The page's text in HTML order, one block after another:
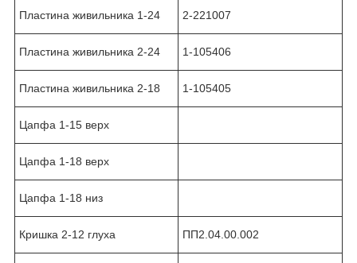
Пластина живильника 1-24 2-221007
Пластина живильника 2-24 1-105406
Пластина живильника 2-18 1-105405
Цапфа 1-15 верх
Цапфа 1-18 верх
Цапфа 1-18 низ
Кришка 2-12 глуха ПП2.04.00.002